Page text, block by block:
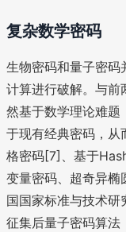
复杂数学密码
生物密码和量子密码
计算进行破解。与前
然基于数学理论难题
于现有经典密码，从
格密码[7]、基于
变量密码、超奇异
国国家标准与技术
征集后量子密码算法